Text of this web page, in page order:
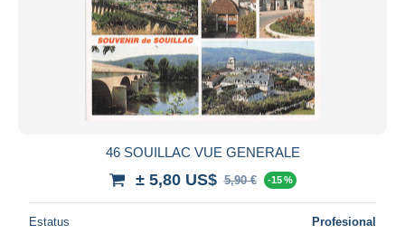
46 SOUILLAC VUE GENERALE
± 5,80 US$ 5,90 € -15 %
Estatus Profesional